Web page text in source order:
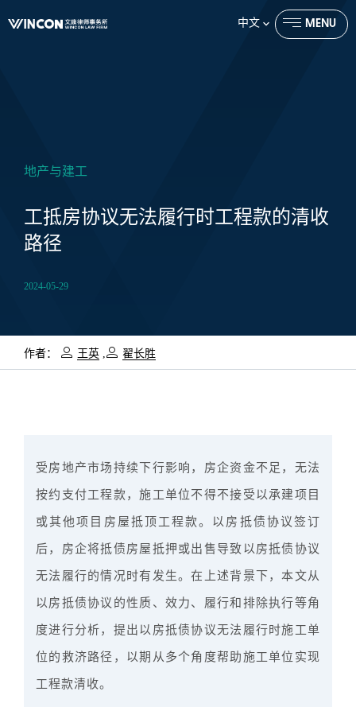
中文
MENU
CLOSE
地产与建工
工抵房协议无法履行时工程款的清收
路径
2024-05-29
作者： 王英 , 翟长胜
受房地产市场持续下行影响，房企资金不足，无法
按约支付工程款，施工单位不得不接受以承建项目
或其他项目房屋抵顶工程款。以房抵债协议签订
后，房企将抵债房屋抵押或出售导致以房抵债协议
无法履行的情况时有发生。在上述背景下，本文从
以房抵债协议的性质、效力、履行和排除执行等角
度进行分析，提出以房抵债协议无法履行时施工单
位的救济路径，以期从多个角度帮助施工单位实现
工程款清收。